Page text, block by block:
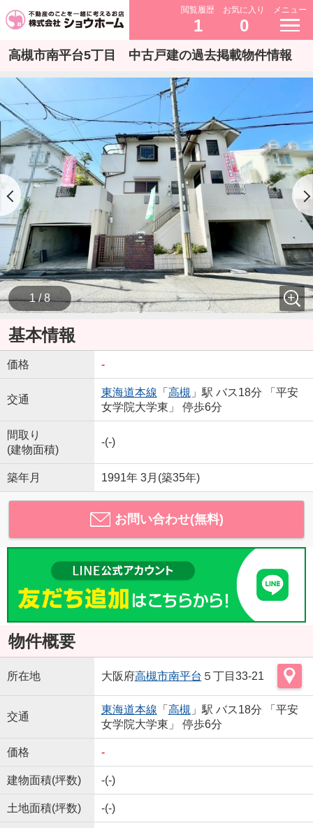
閲覧履歴
1
お気に入り
0
メニュー
高槻市南平台5丁目 中古戸建の過去掲載物件情報
1 / 8
基本情報
価格 -
交通
東海道本線 「 高槻 」駅 バス18分 「平安
女学院大学東」 停歩6分
間取り
(建物面積)
-(-)
築年月 1991年 3月(築35年)
お問い合わせ(無料)
物件概要
所在地 大阪府高槻市南平台 ５丁目33-21
交通
東海道本線 「 高槻 」駅 バス18分 「平安
女学院大学東」 停歩6分
価格 -
建物面積(坪数) -(-)
土地面積(坪数) -(-)